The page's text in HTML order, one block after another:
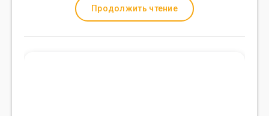
Продолжить чтение